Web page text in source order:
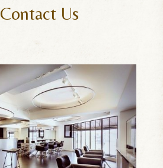
Contact Us